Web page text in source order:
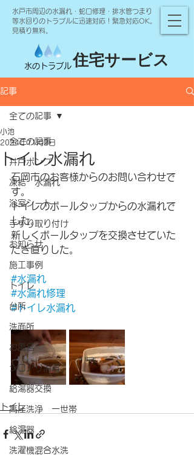
水戸市周辺の水漏れ・蛇口修理・排水管つまり
等水回りのトラブルに迅速対応！緊急対応OK。
見積り無料。
水のトラブル住宅サービス
記事
全ての記事
井戸ポンプ
凍結 水漏れ
浴室シート
手すり取り付け
お知らせ
施工事例
トイレ
台所
洗面所
お風呂
シロアリ消毒
給湯器交換
高圧洗浄 一世帯
給湯器
洗濯機混合水洗
全ての記事
トイレ水漏れ
小池
2024年11月2日
石岡市のお客様からのお問い合わせで
す。
トイレのボールタップからの水漏れで
した。
新しくボールタップを交換させていた
だき直りした。
#水漏れ
#水漏れ修理
#トイレ水漏れ
トイレ